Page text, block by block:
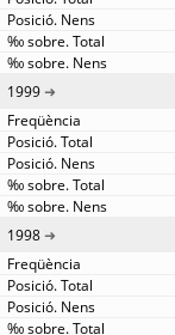
1999
1998